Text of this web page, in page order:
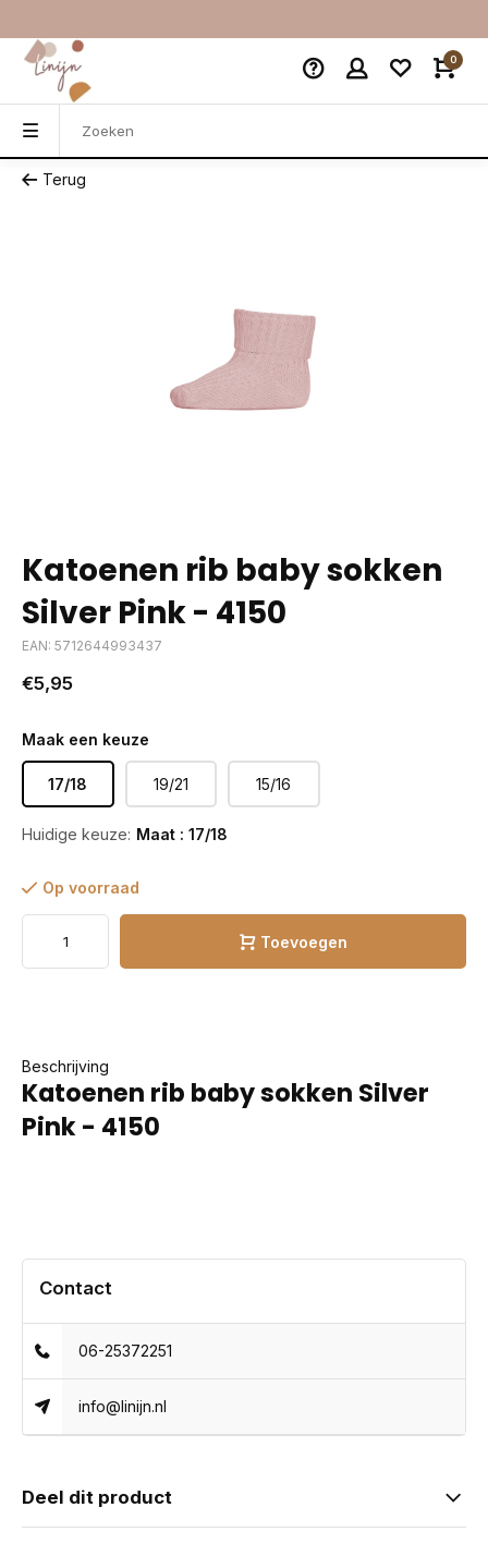
0
Terug
Katoenen rib baby sokken
Silver Pink - 4150
EAN: 5712644993437
€5,95
Maak een keuze
17/18 19/21 15/16
Huidige keuze: Maat : 17/18
Op voorraad
Toevoegen
Beschrijving
Katoenen rib baby sokken Silver
Pink - 4150
Contact
06-25372251
info@linijn.nl
Deel dit product